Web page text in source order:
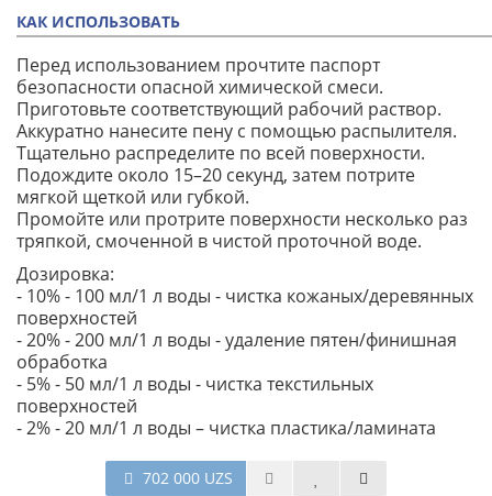
КАК ИСПОЛЬЗОВАТЬ
Перед использованием прочтите паспорт
безопасности опасной химической смеси.
Приготовьте соответствующий рабочий раствор.
Аккуратно нанесите пену с помощью распылителя.
Тщательно распределите по всей поверхности.
Подождите около 15–20 секунд, затем потрите
мягкой щеткой или губкой.
Промойте или протрите поверхности несколько раз
тряпкой, смоченной в чистой проточной воде.
Дозировка:
- 10% - 100 мл/1 л воды - чистка кожаных/деревянных
поверхностей
- 20% - 200 мл/1 л воды - удаление пятен/финишная
обработка
- 5% - 50 мл/1 л воды - чистка текстильных
поверхностей
- 2% - 20 мл/1 л воды – чистка пластика/ламината
702 000 UZS